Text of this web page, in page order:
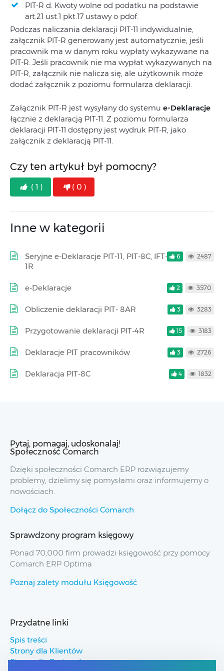
PIT-R d. Kwoty wolne od podatku na podstawie
art.21 ust.1 pkt.17 ustawy o pdof.
Podczas naliczania deklaracji PIT-11 indywidualnie,
załącznik PIT-R generowany jest automatycznie, jeśli
pracownik ma w danym roku wypłaty wykazywane na
PIT-R. Jeśli pracownik nie ma wypłat wykazywanych na
PIT‑R, załącznik nie nalicza się, ale użytkownik może
dodać załącznik z poziomu formularza deklaracji.
Załącznik PIT-R jest wysyłany do systemu e-Deklaracje
łącznie z deklaracją PIT‑11. Z poziomu formularza
deklaracji PIT-11 dostępny jest wydruk PIT-R, jako
załącznik z deklaracją PIT-11.
Czy ten artykuł był pomocny?
( 1 ) ( 0 )
Inne w kategorii
Seryjne e-Deklaracje PIT-11, PIT-8C, IFT-
1R
6 2487
e-Deklaracje 2 3570
Obliczenie deklaracji PIT- 8AR 3 3283
Przygotowanie deklaracji PIT-4R 15 3183
Deklaracje PIT pracowników 3 2726
Deklaracja PIT-8C 4 1832
Pytaj, pomagaj, udoskonalaj!
Społeczność Comarch
Dzięki społeczności Comarch ERP rozwiązujemy
problemy, dzielimy się pomysłami oraz informujemy o
nowościach.
Dołącz do Społeczności Comarch
Sprawdzony program księgowy
Ponad 70,000 firm prowadzi księgowość przy pomocy
Comarch ERP Optima
Poznaj zalety modułu Księgowość
Przydatne linki
Spis treści
Strony dla Klientów
Strony dla Partnerów